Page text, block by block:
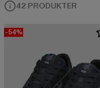
42 PRODUKTER
-54%